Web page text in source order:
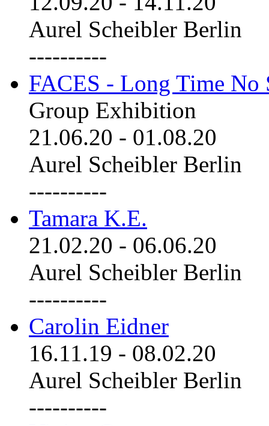
Aurel Scheibler Berlin
----------
FACES - Long Time No
Group Exhibition
21.06.20 - 01.08.20
Aurel Scheibler Berlin
----------
Tamara K.E.
21.02.20 - 06.06.20
Aurel Scheibler Berlin
----------
Carolin Eidner
16.11.19 - 08.02.20
Aurel Scheibler Berlin
----------